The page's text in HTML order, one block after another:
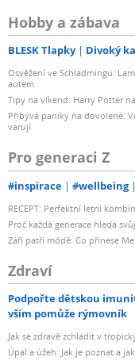
Hobby a zábava
BLESK Tlapky Divoký
Osvěžení ve Schladmingu:
autem
Tipy na víkend: Harry Potter
Přibývá paniky na dovolené:
varují
Pro generaci Z
#inspirace #wellbeing
RECEPT: Perfektní letní
Proč každá generace hledá
Září patří módě: Co přinese
Zdraví
Podpořte dětskou
vším pomůže rýmovník
Jak se zdravě zchladit v
Úpal a úžeh: Jak je poznat a